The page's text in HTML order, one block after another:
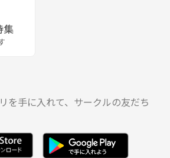
集
を手に入れて、サークルの友だち